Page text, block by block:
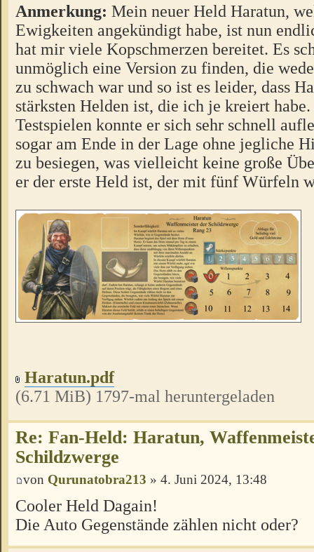
Anmerkung: Mein neuer Held Haratun,
Ewigkeiten angekündigt habe, ist nun
hat mir viele Kopschmerzen bereitet. Es
unmöglich eine Version zu finden, die
zu schwach war und so ist es leider, dass
stärksten Helden ist, die ich je kreiert
Testspielen konnte er sich sehr schnell
sogar am Ende in der Lage ohne jegliche
zu besiegen, was vielleicht keine große
er der erste Held ist, der mit fünf Würfeln
Haratun.pdf
(6.71 MiB) 1797-mal heruntergeladen
Re: Fan-Held: Haratun,
Schildzwerge
von Qurunatobra213 » 4. Juni 2024, 13:48
Cooler Held Dagain!
Die Auto Gegenstände zählen nicht oder?